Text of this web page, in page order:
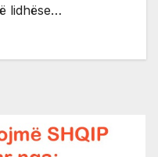
lidhëse…